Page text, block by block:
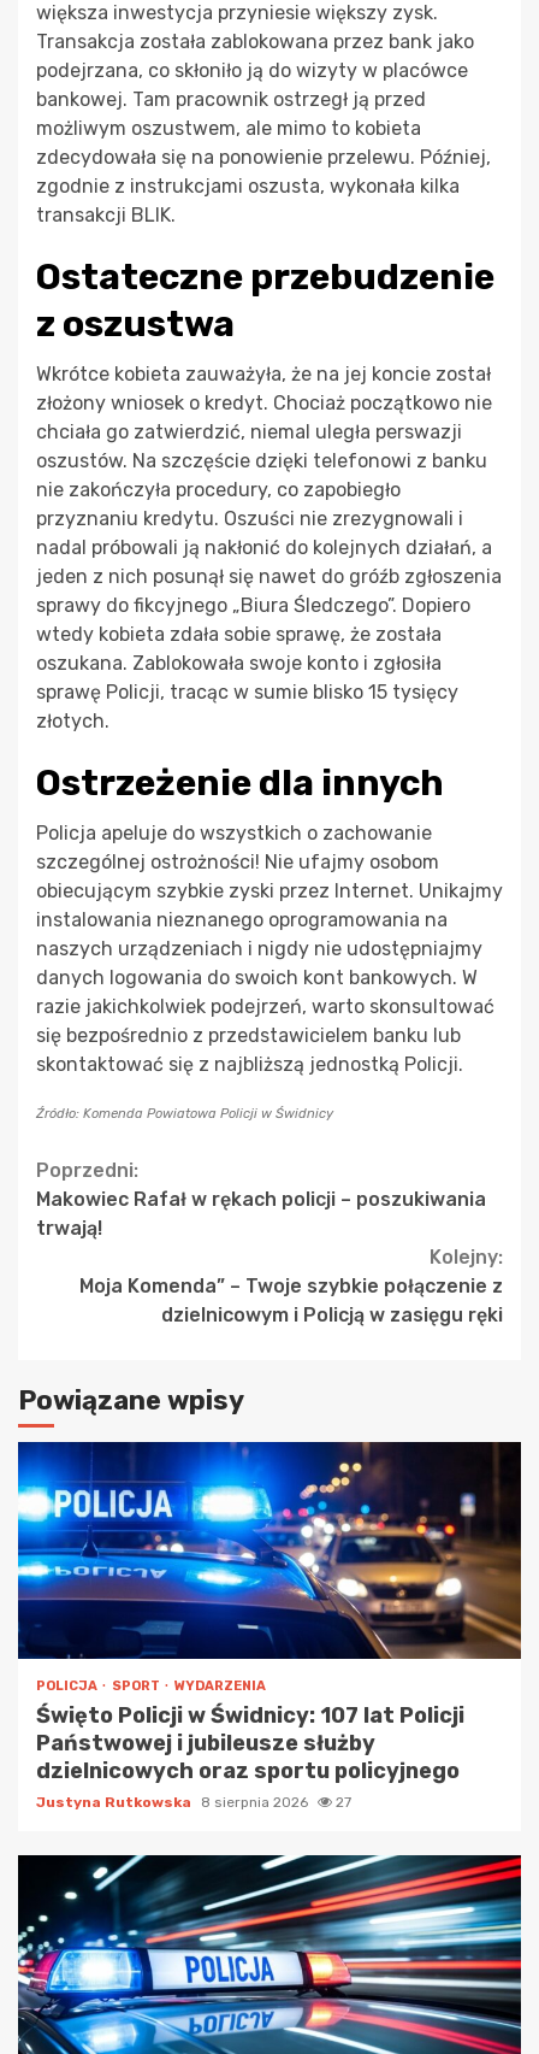
większa inwestycja przyniesie większy zysk.
Transakcja została zablokowana przez bank jako
podejrzana, co skłoniło ją do wizyty w placówce
bankowej. Tam pracownik ostrzegł ją przed
możliwym oszustwem, ale mimo to kobieta
zdecydowała się na ponowienie przelewu. Później,
zgodnie z instrukcjami oszusta, wykonała kilka
transakcji BLIK.
Ostateczne przebudzenie
z oszustwa
Wkrótce kobieta zauważyła, że na jej koncie został
złożony wniosek o kredyt. Chociaż początkowo nie
chciała go zatwierdzić, niemal uległa perswazji
oszustów. Na szczęście dzięki telefonowi z banku
nie zakończyła procedury, co zapobiegło
przyznaniu kredytu. Oszuści nie zrezygnowali i
nadal próbowali ją nakłonić do kolejnych działań, a
jeden z nich posunął się nawet do gróźb zgłoszenia
sprawy do fikcyjnego „Biura Śledczego”. Dopiero
wtedy kobieta zdała sobie sprawę, że została
oszukana. Zablokowała swoje konto i zgłosiła
sprawę Policji, tracąc w sumie blisko 15 tysięcy
złotych.
Ostrzeżenie dla innych
Policja apeluje do wszystkich o zachowanie
szczególnej ostrożności! Nie ufajmy osobom
obiecującym szybkie zyski przez Internet. Unikajmy
instalowania nieznanego oprogramowania na
naszych urządzeniach i nigdy nie udostępniajmy
danych logowania do swoich kont bankowych. W
razie jakichkolwiek podejrzeń, warto skonsultować
się bezpośrednio z przedstawicielem banku lub
skontaktować się z najbliższą jednostką Policji.
Źródło: Komenda Powiatowa Policji w Świdnicy
Continue
Reading
Poprzedni:
Makowiec Rafał w rękach policji – poszukiwania
trwają!
Kolejny:
Moja Komenda” – Twoje szybkie połączenie z
dzielnicowym i Policją w zasięgu ręki
Powiązane wpisy
POLICJA SPORT WYDARZENIA
Święto Policji w Świdnicy: 107 lat Policji
Państwowej i jubileusze służby
dzielnicowych oraz sportu policyjnego
Justyna Rutkowska 8 sierpnia 2026 27